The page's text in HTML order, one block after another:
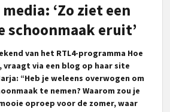
‘Zo ziet een
schoonmaak eruit’
van het RTL4-programma Hoe
vraagt via een blog op haar site
“Heb je weleens overwogen om
te nemen? Waarom zou je
oproep voor de zomer, waar